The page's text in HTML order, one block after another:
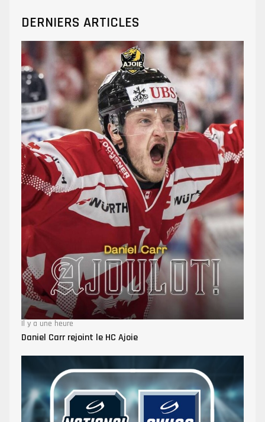
DERNIERS ARTICLES
Il y a une heure
Daniel Carr rejoint le HC Ajoie